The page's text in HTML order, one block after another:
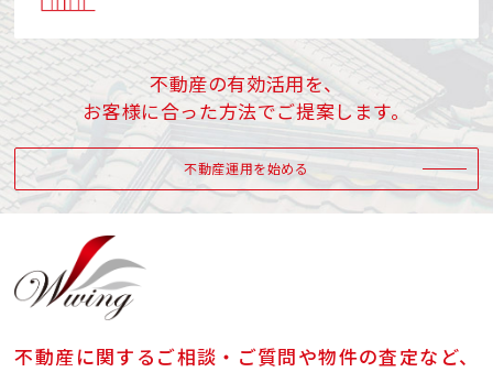
不動産の有効活用を、
お客様に合った方法でご提案します。
不動産運用を始める
不動産に関するご相談・ご質問や物件の査定など、